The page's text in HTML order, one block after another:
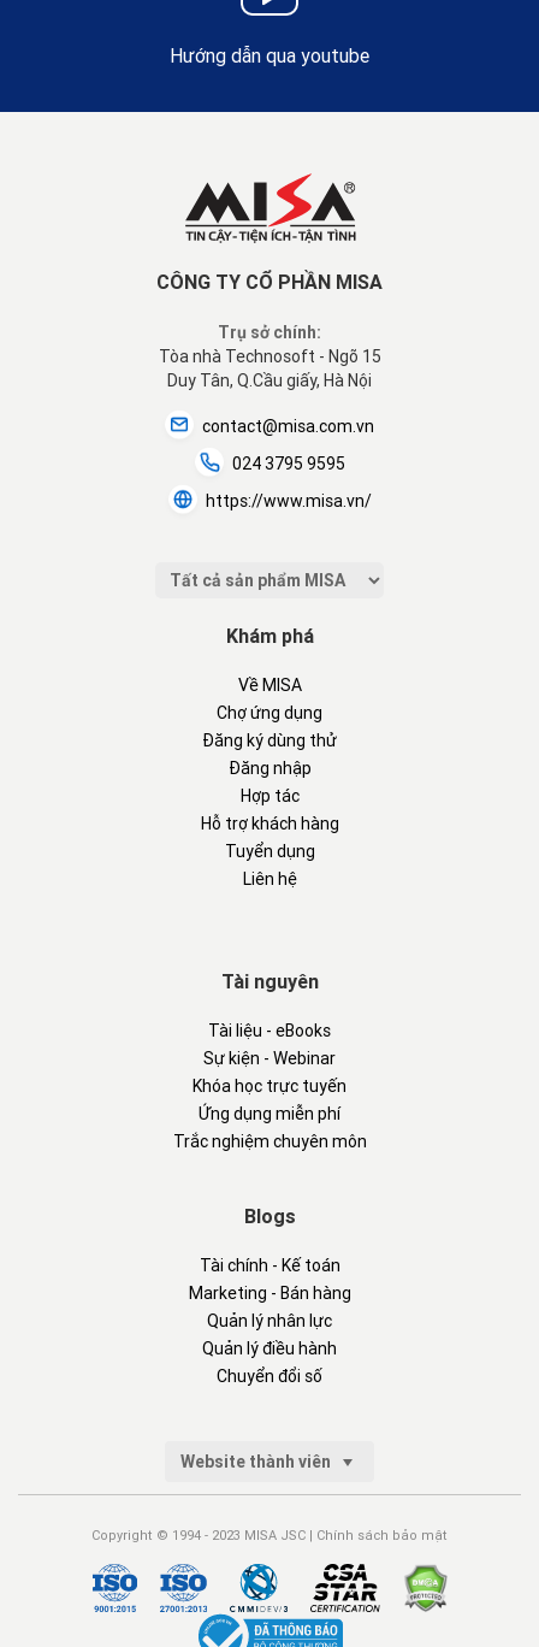
Hướng dẫn qua youtube
CÔNG TY CỔ PHẦN MISA
Trụ sở chính:
Tòa nhà Technosoft - Ngõ 15
Duy Tân, Q.Cầu giấy, Hà Nội
contact@misa.com.vn
024 3795 9595
https://www.misa.vn/
Khám phá
Về MISA
Chợ ứng dụng
Đăng ký dùng thử
Đăng nhập
Hợp tác
Hỗ trợ khách hàng
Tuyển dụng
Liên hệ
Tài nguyên
Tài liệu - eBooks
Sự kiện - Webinar
Khóa học trực tuyến
Ứng dụng miễn phí
Trắc nghiệm chuyên môn
Blogs
Tài chính - Kế toán
Marketing - Bán hàng
Quản lý nhân lực
Quản lý điều hành
Chuyển đổi số
Website thành viên
Copyright © 1994 - 2023 MISA JSC | Chính sách bảo mật